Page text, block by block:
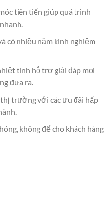
tiên tiến giúp quá trình
có nhiều năm kinh nghiệm
tình hỗ trợ giải đáp mọi
đưa ra.
trường với các ưu đãi hấp
không để cho khách hàng